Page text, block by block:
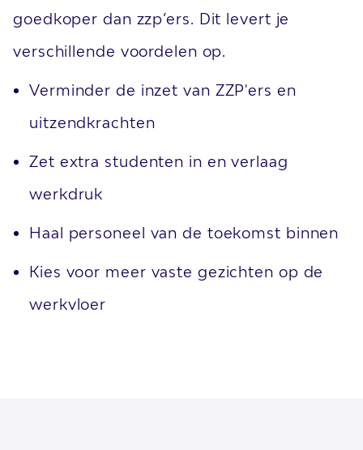
goedkoper dan zzp’ers. Dit levert je
verschillende voordelen op.
Verminder de inzet van ZZP'ers en
uitzendkrachten
Zet extra studenten in en verlaag
werkdruk
Haal personeel van de toekomst binnen
Kies voor meer vaste gezichten op de
werkvloer